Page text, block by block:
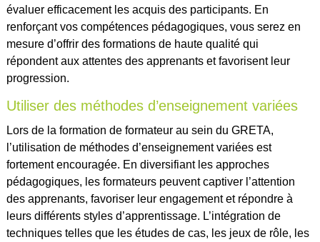
évaluer efficacement les acquis des participants. En
renforçant vos compétences pédagogiques, vous serez en
mesure d’offrir des formations de haute qualité qui
répondent aux attentes des apprenants et favorisent leur
progression.
Utiliser des méthodes d’enseignement variées
Lors de la formation de formateur au sein du GRETA,
l’utilisation de méthodes d’enseignement variées est
fortement encouragée. En diversifiant les approches
pédagogiques, les formateurs peuvent captiver l’attention
des apprenants, favoriser leur engagement et répondre à
leurs différents styles d’apprentissage. L’intégration de
techniques telles que les études de cas, les jeux de rôle, les